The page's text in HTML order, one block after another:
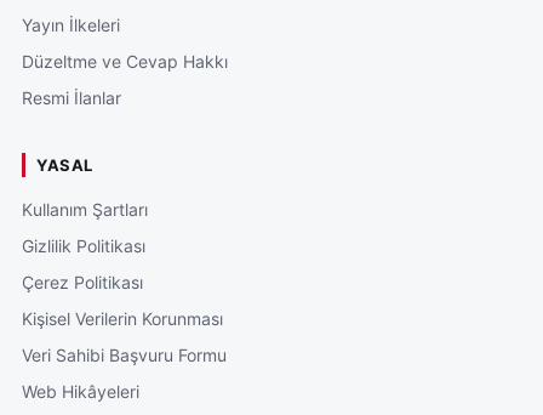
Yayın İlkeleri
Düzeltme ve Cevap Hakkı
Resmi İlanlar
YASAL
Kullanım Şartları
Gizlilik Politikası
Çerez Politikası
Kişisel Verilerin Korunması
Veri Sahibi Başvuru Formu
Web Hikâyeleri